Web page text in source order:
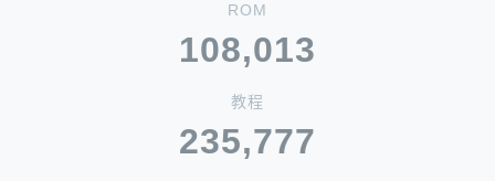
ROM
108,013
教程
235,777